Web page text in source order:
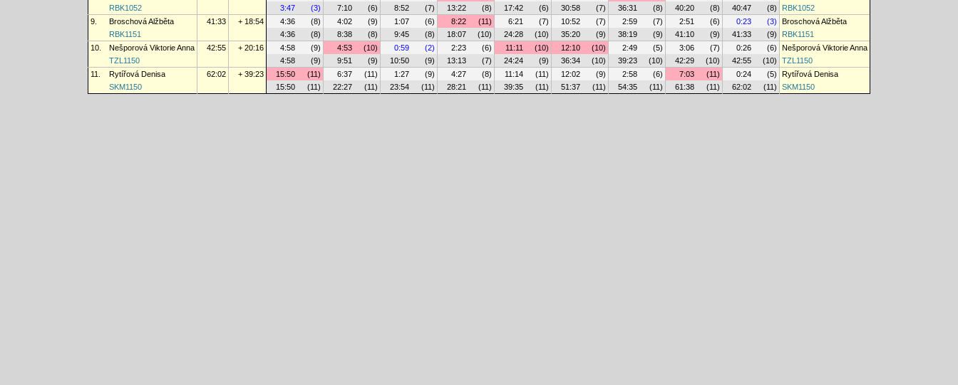
RBK1052
3:47 (3) 7:10 (6) 8:52 (7) 13:22 (8) 17:42 (6) 30:58 (7) 36:31 (8) 40:20 (8) 40:47 (8)
RBK1052
9.
Broschová Alžběta 41:33 + 18:54 4:36 (8) 4:02 (9) 1:07 (6) 8:22 (11) 6:21 (7) 10:52 (7) 2:59 (7) 2:51 (6) 0:23 (3)
Broschová Alžběta
RBK1151
4:36 (8) 8:38 (8) 9:45 (8) 18:07 (10) 24:28 (10) 35:20 (9) 38:19 (9) 41:10 (9) 41:33 (9)
RBK1151
10.
Nešporová Viktorie Anna 42:55 + 20:16 4:58 (9) 4:53 (10) 0:59 (2) 2:23 (6) 11:11 (10) 12:10 (10) 2:49 (5) 3:06 (7) 0:26 (6)
Nešporová Viktorie Anna
TZL1150
4:58 (9) 9:51 (9) 10:50 (9) 13:13 (7) 24:24 (9) 36:34 (10) 39:23 (10) 42:29 (10) 42:55 (10)
TZL1150
11.
Rytířová Denisa 62:02 + 39:23 15:50 (11) 6:37 (11) 1:27 (9) 4:27 (8) 11:14 (11) 12:02 (9) 2:58 (6) 7:03 (11) 0:24 (5)
Rytířová Denisa
SKM1150
15:50 (11) 22:27 (11) 23:54 (11) 28:21 (11) 39:35 (11) 51:37 (11) 54:35 (11) 61:38 (11) 62:02 (11) SKM1150